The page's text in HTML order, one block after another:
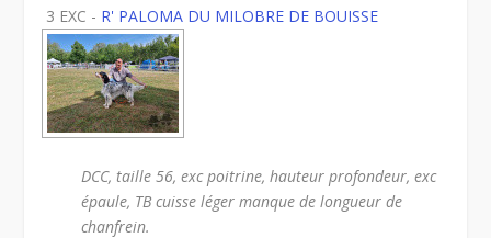
3 EXC - R' PALOMA DU MILOBRE DE BOUISSE
DCC, taille 56, exc poitrine, hauteur profondeur, exc
épaule, TB cuisse léger manque de longueur de
chanfrein.